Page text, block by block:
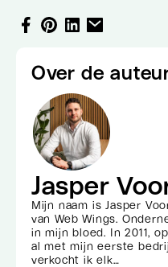
Over de
Jasper
Mijn naam is Jasper
van Web Wings.
in mijn bloed. In 2011,
al met mijn eerste
verkocht ik elk…